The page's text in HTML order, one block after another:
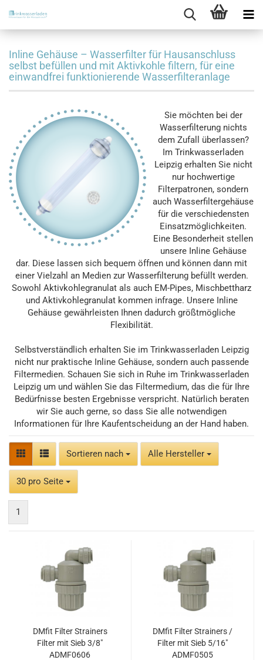
Inline Gehäuse – Wasserfilter für Hausanschluss
selbst befüllen und mit Aktivkohle filtern, für eine
einwandfrei funktionierende Wasserfilteranlage
Sie möchten bei der
Wasserfilterung nichts
dem Zufall überlassen?
Im Trinkwasserladen
Leipzig erhalten Sie nicht
nur hochwertige
Filterpatronen, sondern
auch Wasserfiltergehäuse
für die verschiedensten
Einsatzmöglichkeiten.
Eine Besonderheit stellen
unsere Inline Gehäuse
dar. Diese lassen sich bequem öffnen und können dann mit
einer Vielzahl an Medien zur Wasserfilterung befüllt werden.
Sowohl Aktivkohlegranulat als auch EM-Pipes, Mischbettharz
und Aktivkohlegranulat kommen infrage. Unsere Inline
Gehäuse gewährleisten Ihnen dadurch größtmögliche
Flexibilität.
Selbstverständlich erhalten Sie im Trinkwasserladen Leipzig
nicht nur praktische Inline Gehäuse, sondern auch passende
Filtermedien. Schauen Sie sich in Ruhe im Trinkwasserladen
Leipzig um und wählen Sie das Filtermedium, das die für Ihre
Bedürfnisse besten Ergebnisse verspricht. Natürlich beraten
wir Sie auch gerne, so dass Sie alle notwendigen
Informationen für Ihre Kaufentscheidung an der Hand haben.
Sortieren nach
Sortieren nach Alle Hersteller
30 pro Seite
pro Seite
1
DMfit Filter Strainers
Filter mit Sieb 3/8"
ADMF0606
DMfit Filter Strainers /
Filter mit Sieb 5/16"
ADMF0505